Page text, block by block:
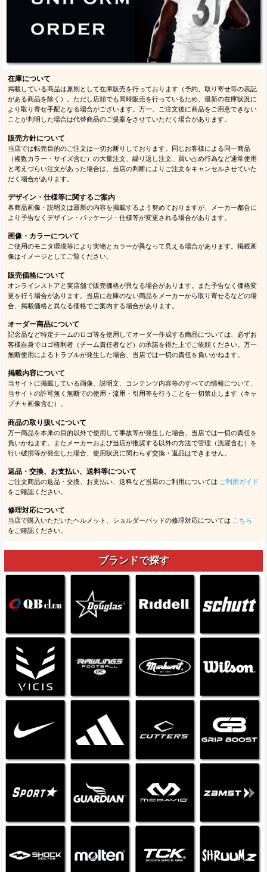
在庫について
掲載している商品は原則として在庫販売を行っております（予約、取り寄せ等の表記
がある商品を除く）。ただし店頭でも同時販売を行っているため、最新の在庫状況に
より取り寄せ手配となる場合がございます。万一、ご注文後に商品をご用意できない
ことが判明した場合は代替商品のご提案をさせていただく場合があります。
販売方針について
当店では転売目的のご注文は一切お断りしております。同じお客様による同一商品
（複数カラー・サイズ含む）の大量注文、繰り返し注文、買い占め行為など通常使用
と考えづらい注文があった場合は、当店の判断によりご注文をキャンセルさせていた
だく場合があります。
デザイン・仕様等に関するご案内
各商品画像・説明文は最新の内容を掲載するよう努めておりますが、メーカー都合に
より予告なくデザイン・パッケージ・仕様等が変更される場合があります。
画像・カラーについて
ご使用のモニタ環境等により実物とカラーが異なって見える場合があります。掲載画
像はイメージとしてご覧ください。
販売価格について
オンラインストアと実店舗で販売価格が異なる場合があります。また予告なく価格変
更を行う場合があります。当店に在庫のない商品をメーカーから取り寄せるなどの場
合、掲載価格と異なる価格でご案内する場合があります。
オーダー商品について
記念品など特定チームのロゴ等を使用してオーダー作成する商品については、必ずお
客様自身でロゴ権利者（チーム責任者など）の承諾を得た上でご依頼ください。万一
無断使用によるトラブルが発生した場合、当店では一切の責任を負いかねます。
掲載内容について
当サイトに掲載している画像、説明文、コンテンツ内容等のすべての情報について、
当サイトの許可無く無断での使用・流用・引用等を行うことを一切禁止します（キャ
プチャ画像含む）。
商品の取り扱いについて
万一商品を本来の目的以外で使用して事故等が発生した場合、当店では一切の責任を
負いかねます。またメーカーおよび当店が推奨する以外の方法で管理（洗濯含む）を
行い破損等が発生した場合、使用状況に関わらず交換・返品はできません。
返品・交換、お支払い、送料等について
ご注文商品の返品・交換、お支払い、送料など当店のご利用については ご利用ガイド
をご確認ください。
修理対応について
当店で購入いただいたヘルメット、ショルダーパッドの修理対応については こちら
をご確認ください。
ブランドで探す